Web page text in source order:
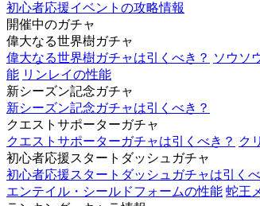
初心者応援イベントの攻略情報
開催中のガチャ
偉大なる世界樹ガチャ
偉大なる世界樹ガチャは引くべき？ ソウソ
能 リンレイの性能
新シーズン記念ガチャ
新シーズン記念ガチャは引くべき？
クエストサポーターガチャ
クエストサポーターガチャは引くべき？ ク
初心者応援スタートダッシュガチャ
初心者応援スタートダッシュガチャは引く
エンテイル・シールドフォームの性能 蛇王